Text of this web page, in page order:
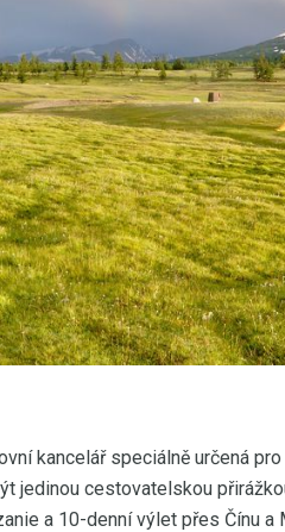
kancelář speciálně určená
jedinou cestovatelskou
a 10-denní výlet přes Čínu